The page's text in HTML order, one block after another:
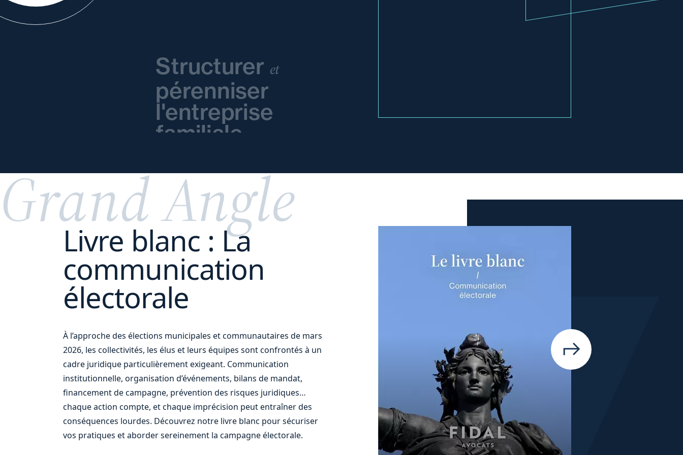
Structurer et
pérenniser
l'entreprise
familiale
et
Grand Angle
Livre blanc : La
communication
électorale
À l’approche des élections municipales et communautaires de mars
2026, les collectivités, les élus et leurs équipes sont confrontés à un
cadre juridique particulièrement exigeant. Communication
institutionnelle, organisation d’événements, bilans de mandat,
financement de campagne, prévention des risques juridiques…
chaque action compte, et chaque imprécision peut entraîner des
conséquences lourdes. Découvrez notre livre blanc pour sécuriser
vos pratiques et aborder sereinement la campagne électorale.